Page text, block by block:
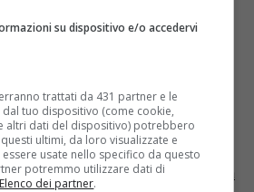
Piemontese come Fonte preferita
su dispositivo e/o accedervi
trattati da 431 partner e le
tuo dispositivo (come cookie,
altri dati del dispositivo) potrebbero
ultimi, da loro visualizzate e
usate nello specifico da questo
potremmo utilizzare dati di
Elenco dei partner.